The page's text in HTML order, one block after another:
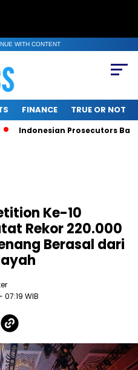
WITH CONTENT
FINANCE TRUE OR NOT
Indonesian Prosecutors Ban
Ke-10
Rekor 220.000
Berasal dari
07:19 WIB